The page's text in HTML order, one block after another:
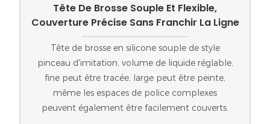
Tête De Brosse Souple Et Flexible,
Couverture Précise Sans Franchir La Ligne
Tête de brosse en silicone souple de style
pinceau d'imitation, volume de liquide réglable,
fine peut être tracée, large peut être peinte,
même les espaces de police complexes
peuvent également être facilement couverts.